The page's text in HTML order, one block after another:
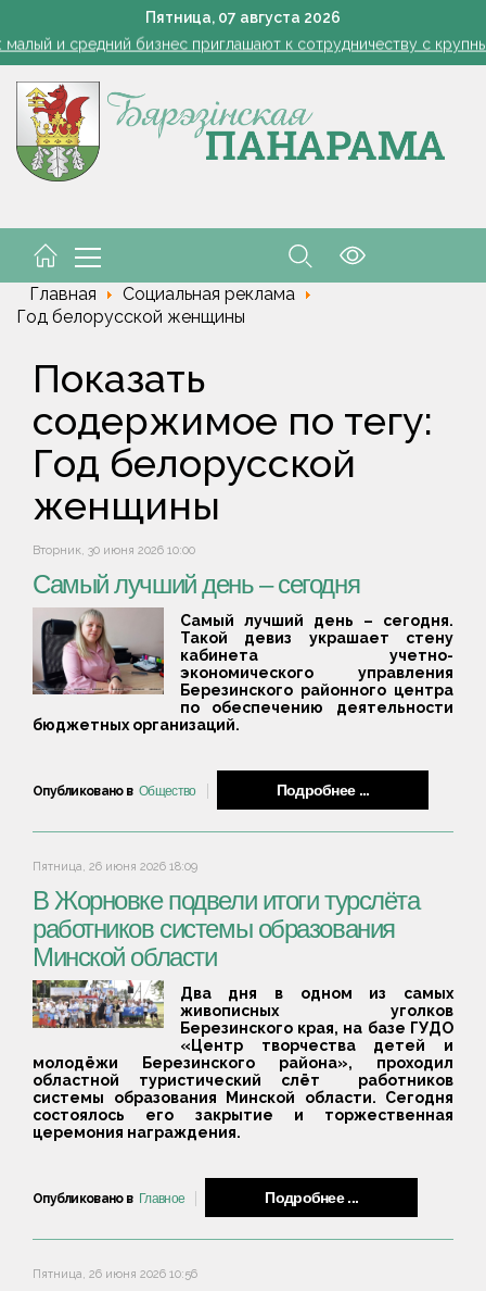
Пятница, 07 августа 2026
1 стакан в ведро — тля и плодожорка бегут: Августовская
и средний бизнес приглашают к сотрудничеству с
маршруты, ассортимент. Лукашенко обозначил слабые
возмутился качеством товаров в магазинах на селе:
1 стакан в ведро — тля и плодожорка бегут: Августовская
маршруты, ассортимент. Лукашенко обозначил слабые
Главная
Социальная реклама
Год белорусской женщины
Показать
содержимое по тегу:
Год белорусской
женщины
Вторник, 30 июня 2026 10:00
Самый лучший день – сегодня
Самый лучший день – сегодня.
Такой девиз украшает стену
кабинета учетно-
экономического управления
Березинского районного центра
по обеспечению деятельности
бюджетных организаций.
Опубликовано в Общество Подробнее ...
Пятница, 26 июня 2026 18:09
В Жорновке подвели итоги турслёта
работников системы образования
Минской области
Два дня в одном из самых
живописных уголков
Березинского края, на базе ГУДО
«Центр творчества детей и
молодёжи Березинского района», проходил
областной туристический слёт работников
системы образования Минской области. Сегодня
состоялось его закрытие и торжественная
церемония награждения.
Опубликовано в Главное Подробнее ...
Пятница, 26 июня 2026 10:56